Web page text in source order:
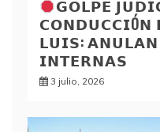
𝗚𝗢𝗟𝗣𝗘
𝗖𝗢𝗡𝗗𝗨𝗖𝗖𝗜Ó𝗡
𝗟𝗨𝗜𝗦:
𝗜𝗡𝗧𝗘𝗥𝗡𝗔𝗦
3 julio, 2026